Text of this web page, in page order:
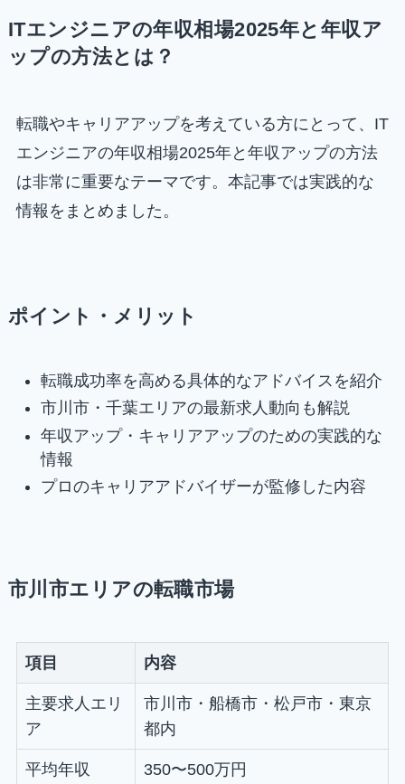
ITエンジニアの年収相場2025年と年収ア
ップの方法とは？
転職やキャリアアップを考えている方にとって、IT
エンジニアの年収相場2025年と年収アップの方法
は非常に重要なテーマです。本記事では実践的な
情報をまとめました。
ポイント・メリット
転職成功率を高める具体的なアドバイスを紹介
市川市・千葉エリアの最新求人動向も解説
年収アップ・キャリアアップのための実践的な
情報
プロのキャリアアドバイザーが監修した内容
市川市エリアの転職市場
項目 内容
主要求人エリ
ア
市川市・船橋市・松戸市・東京
都内
平均年収 350〜500万円